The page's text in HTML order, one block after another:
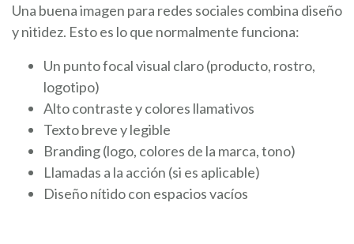
Una buena imagen para redes sociales combina diseño
y nitidez. Esto es lo que normalmente funciona:
Un punto focal visual claro (producto, rostro,
logotipo)
Alto contraste y colores llamativos
Texto breve y legible
Branding (logo, colores de la marca, tono)
Llamadas a la acción (si es aplicable)
Diseño nítido con espacios vacíos